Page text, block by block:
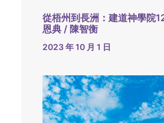
從梧州到長洲：建道神學院
恩典 / 陳智衡
2023 年 10 月 1 日